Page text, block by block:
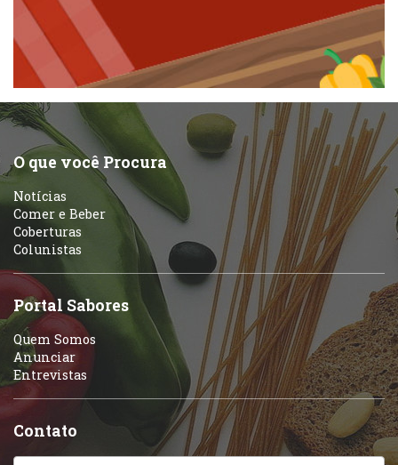
Peixes e Frutos do Mar
Pizzarias
Portuguesa
Self-service
Sobremesas e sorvetes
Pizzarias
Portuguesa
Sobremesas e sorvetes
Variados
O que você Procura
Notícias
Comer e Beber
Coberturas
Colunistas
Portal Sabores
Quem Somos
Anunciar
Entrevistas
Contato